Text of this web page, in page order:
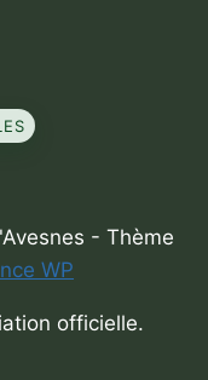
- Thème
WP
officielle.